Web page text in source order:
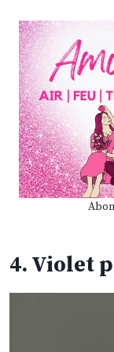
4. Violet